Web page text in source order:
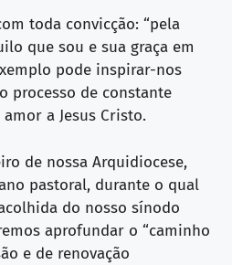
toda convicção: “pela
que sou e sua graça em
pode inspirar-nos
processo de constante
a Jesus Cristo.
de nossa Arquidiocese,
pastoral, durante o qual
do nosso sínodo
aprofundar o “caminho
e de renovação